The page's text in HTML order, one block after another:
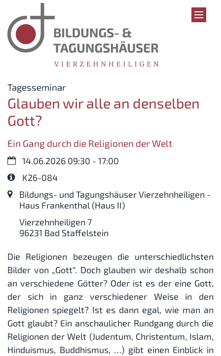
Zum Inhalt springen
Tagesseminar
Glauben wir alle an denselben
Gott?
Ein Gang durch die Religionen der Welt
Datum:14.06.2026 09:30 - 17:00
Art bzw. Nummer:
K26-084
Ort:Bildungs- und Tagungshäuser Vierzehnheiligen -
Haus Frankenthal (Haus II)
Vierzehnheiligen 7
96231 Bad Staffelstein
Die Religionen bezeugen die unterschiedlichsten
Bilder von „Gott“. Doch glauben wir deshalb schon
an verschiedene Götter? Oder ist es der eine Gott,
der sich in ganz verschiedener Weise in den
Religionen spiegelt? Ist es dann egal, wie man an
Gott glaubt? Ein anschaulicher Rundgang durch die
Religionen der Welt (Judentum, Christentum, Islam,
Hinduismus, Buddhismus, …) gibt einen Einblick in